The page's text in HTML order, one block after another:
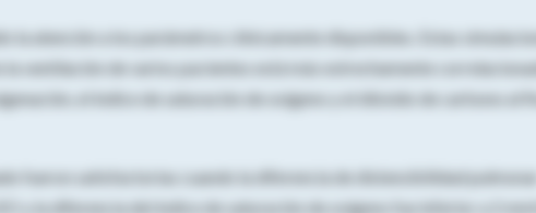
la atención a los parámetros clínicamente disponibles. Estas
ventilación de varios pacientes está más estrechamente
el índice de saturación de oxígeno y el dióxido de carbono al
fueron satisfactorias cuando la diferencia de distensibilidad pulmonar
y la diferencia del índice de saturación de oxígeno fue inferior a 2